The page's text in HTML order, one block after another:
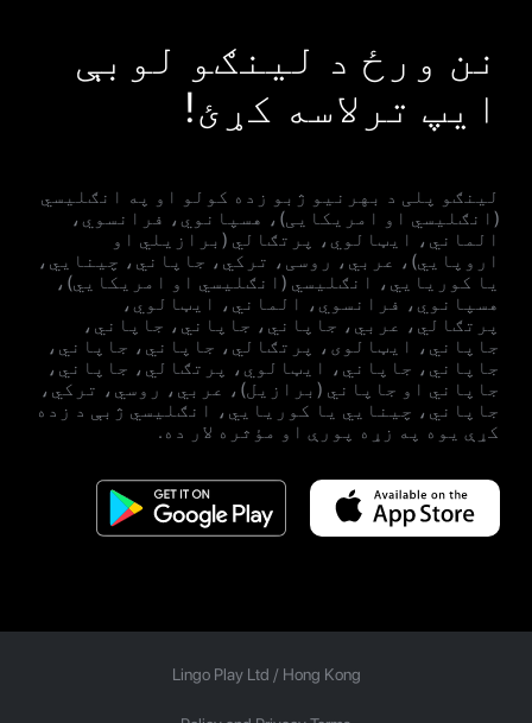
نن ورځ د لینګو لوبې
ایپ ترلاسه کړئ!
لینګو پلی د بهرنیو ژبو زده کولو او په انګلیسي
(انګلیسي او امریکایی)، هسپانوي، فرانسوي،
الماني، ایټالوي، پرتګالي (برازیلي او
اروپايي)، عربي، روسی، ترکي، جاپاني، چینایي،
یا کوریايي، انګلیسي (انګلیسي او امریکایي)،
هسپانوي، فرانسوي، الماني، ایټالوي،
پرتګالي، عربي، جاپاني، جاپاني، جاپاني،
جاپاني، ایټالوی، پرتګالي، جاپاني، جاپاني،
جاپاني، جاپاني، ایټالوي، پرتګالي، جاپاني،
جاپاني او جاپاني (برازيل)، عربي، روسي، ترکي،
جاپاني، چینايي یا کوریايي، انګلیسي ژبې د زده
کړې یوه په زړه پورې او مؤثره لار ده.
Lingo Play Ltd / Hong Kong